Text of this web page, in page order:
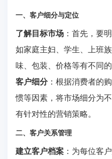
一、客户细分与定位
了解目标市场 ：首先，要
如家庭主妇、学生、上班
味、包装、价格等有不同的
客户细分：根据消费者的
惯等因素，将市场细分为
有针对性的营销策略。
二、客户关系管理
建立客户档案 ：为每位客